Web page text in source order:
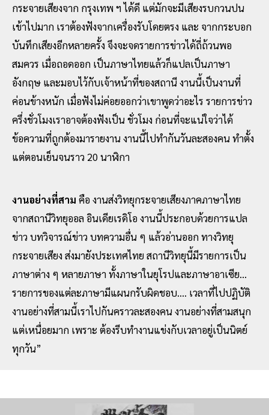
กระจายเสียงจาก กรุงเทพ ฯ ได้ดี แต่มักจะมีเสียงรบกวนปน
เข้าไปมาก เราต้องฟังจากเครื่องรับโดยตรง และ จากกระบอก
บันทึกเสียงอีกหลายครั้ง จึงจะจดรายการข่าวได้ถี่ถ้วนพอ
สมควร เมื่อถอดออก เป็นภาษาไทยแล้วก็แปลเป็นภาษา
อังกฤษ และมอบไว้กับเจ้าหน้าที่ของสถานี งานนี้เป็นงานที่
ค่อนข้างหนัก เมื่อฟังไม่ค่อยออกว่าเขาพูดว่าอะไร รายการข่าว
ครึ่งชั่วโมงเราอาจต้องฟังเป็น ชั่วโมง ก่อนที่จะแน่ใจว่าได้
ข้อความที่ถูกต้องมารายงาน งานนี้ไปทํากันวันละสองคน ทําตั้ง
แต่ตอนเย็นจนราว 20 นาฬิกา
งานอย่างที่สาม คือ งานส่งวิทยุกระจายเสียงภาคภาษาไทย
จากสถานีวิทยุออล อินเดียเรดิโอ งานนี้ประกอบด้วยการแปล
ข่าว บทวิจารณ์ข่าว บทความอื่น ๆ แล้วอ่านออก ทางวิทยุ
กระจายเสียง ส่งมายังประเทศไทย สถานีวิทยุนี้มีรายการเป็น
ภาษาต่าง ๆ หลายภาษา ทั้งภาษาในยุโรปและภาษาอาเซีย...
รายการของแต่ละภาษามีแผนกรับผิดชอบ.... เวลาที่ไปปฏิบัติ
งานอย่างที่สามนี้เราไปกันคราวละสองคน งานอย่างที่สามสนุก
แต่เหนื่อยมาก เพราะ ต้องรีบทํางานแข่งกับเวลาอยู่เป็นนิตย์
ทุกวัน”